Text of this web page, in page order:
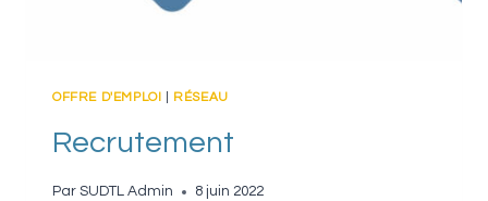
OFFRE D'EMPLOI RÉSEAU
Recrutement
Par SUDTL Admin 8 juin 2022